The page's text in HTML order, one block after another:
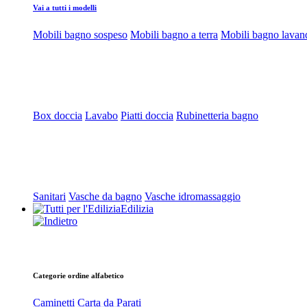
Vai a tutti i modelli
Mobili bagno sospeso Mobili bagno a terra Mobili bagno
Box doccia Lavabo Piatti doccia Rubinetteria bagno
Sanitari Vasche da bagno Vasche idromassaggio
Edilizia
Categorie ordine alfabetico
Caminetti Carta da Parati